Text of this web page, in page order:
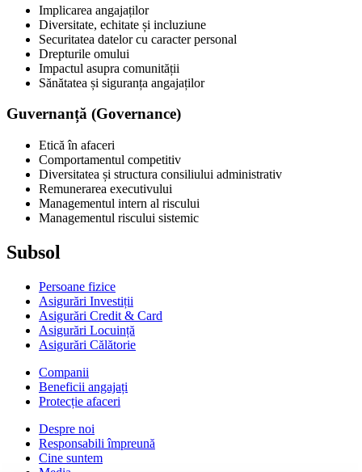
Implicarea angajaților
Diversitate, echitate și incluziune
Securitatea datelor cu caracter personal
Drepturile omului
Impactul asupra comunității
Sănătatea și siguranța angajaților
Guvernanță (Governance)
Etică în afaceri
Comportamentul competitiv
Diversitatea și structura consiliului administrativ
Remunerarea executivului
Managementul intern al riscului
Managementul riscului sistemic
Subsol
Persoane fizice
Asigurări Investiții
Asigurări Credit & Card
Asigurări Locuință
Asigurări Călătorie
Companii
Beneficii angajați
Protecție afaceri
Despre noi
Responsabili împreună
Cine suntem